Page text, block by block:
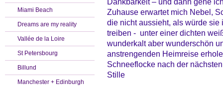
Miami Beach
Dreams are my reality
Vallée de la Loire
St Petersbourg
Billund
Manchester + Edinburgh
Zuhause erwartet mich Nebel,
die nicht aussieht, als würde
treiben - unter einer dichten
wunderkalt aber wunderschön
anstrengenden Heimreise
Schneeflocke nach der
Stille